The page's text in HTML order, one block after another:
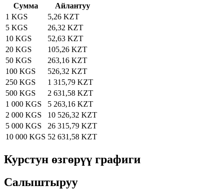
Сумма
Айлантуу
1 KGS
5,26 KZT
5 KGS
26,32 KZT
10 KGS
52,63 KZT
20 KGS
105,26 KZT
50 KGS
263,16 KZT
100 KGS
526,32 KZT
250 KGS
1 315,79 KZT
500 KGS
2 631,58 KZT
1 000 KGS
5 263,16 KZT
2 000 KGS
10 526,32 KZT
5 000 KGS
26 315,79 KZT
10 000 KGS 52 631,58 KZT
Курстун өзгөрүү графиги
Салыштыруу